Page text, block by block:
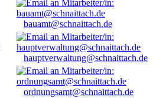
bauamt@schnaittach.de
hauptverwaltung@schnaittach.de
ordnungsamt@schnaittach.de